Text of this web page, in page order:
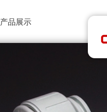
产品展示